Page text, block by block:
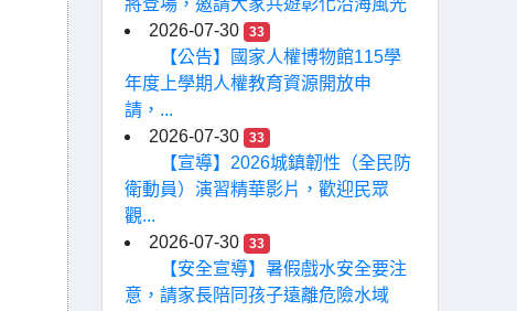
將登場，邀請大家共遊彰化沿海風光
2026-07-30
33
【公告】國家人權博物館115學
年度上學期人權教育資源開放申
請，...
2026-07-30
33
【宣導】2026城鎮韌性（全民防
衛動員）演習精華影片，歡迎民眾
觀...
2026-07-30
33
【安全宣導】暑假戲水安全要注
意，請家長陪同孩子遠離危險水域